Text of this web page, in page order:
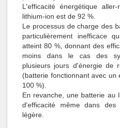
L'efficacité énergétique
lithium-ion est de 92 %.
Le processus de charge des
particulièrement inefficace
atteint 80 %, donnant des
moins dans le cas des
plusieurs jours d'énergie de
(batterie fonctionnant avec un
100 %).
En revanche, une batterie au
d'efficacité même dans des
légère.